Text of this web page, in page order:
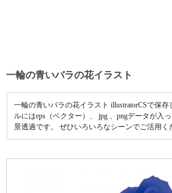
一輪の青いバラの花イラスト
一輪の青いバラの花イラスト illustratorCSで保
ルにはeps（ベクター）、 jpg 、pngデータが入
景透過です。 ぜひいろいろなシーンでご活用く